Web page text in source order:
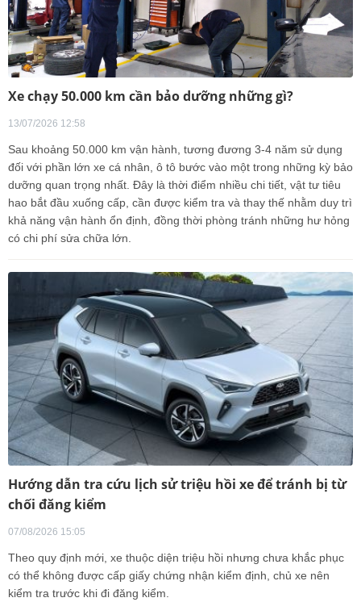
Xe chạy 50.000 km cần bảo dưỡng những gì?
13/07/2026 12:58
Sau khoảng 50.000 km vận hành, tương đương 3-4 năm sử dụng
đối với phần lớn xe cá nhân, ô tô bước vào một trong những kỳ bảo
dưỡng quan trọng nhất. Đây là thời điểm nhiều chi tiết, vật tư tiêu
hao bắt đầu xuống cấp, cần được kiểm tra và thay thế nhằm duy trì
khả năng vận hành ổn định, đồng thời phòng tránh những hư hỏng
có chi phí sửa chữa lớn.
Hướng dẫn tra cứu lịch sử triệu hồi xe để tránh bị từ
chối đăng kiểm
07/08/2026 15:05
Theo quy định mới, xe thuộc diện triệu hồi nhưng chưa khắc phục
có thể không được cấp giấy chứng nhận kiểm định, chủ xe nên
kiểm tra trước khi đi đăng kiểm.